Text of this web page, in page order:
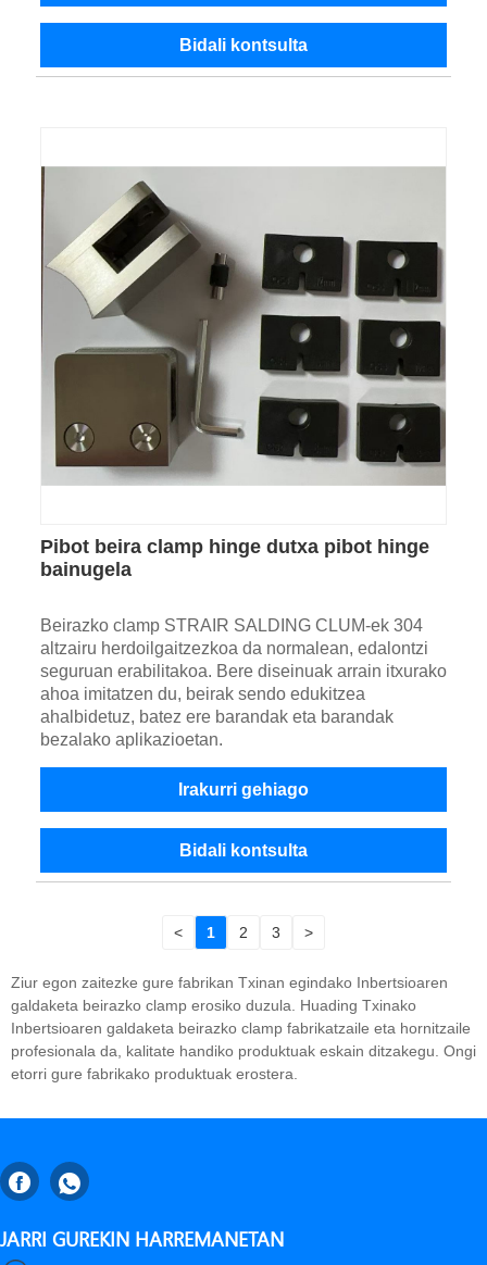
Bidali kontsulta
Pibot beira clamp hinge dutxa pibot hinge
bainugela
Beirazko clamp STRAIR SALDING CLUM-ek 304
altzairu herdoilgaitzezkoa da normalean, edalontzi
seguruan erabilitakoa. Bere diseinuak arrain itxurako
ahoa imitatzen du, beirak sendo edukitzea
ahalbidetuz, batez ere barandak eta barandak
bezalako aplikazioetan.
Irakurri gehiago
Bidali kontsulta
< 1 2 3 >
Ziur egon zaitezke gure fabrikan Txinan egindako Inbertsioaren
galdaketa beirazko clamp erosiko duzula. Huading Txinako
Inbertsioaren galdaketa beirazko clamp fabrikatzaile eta hornitzaile
profesionala da, kalitate handiko produktuak eskain ditzakegu. Ongi
etorri gure fabrikako produktuak erostera.
JARRI GUREKIN HARREMANETAN